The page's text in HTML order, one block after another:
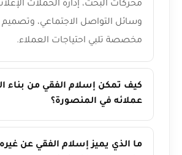
محركات البحث، إدارة الحملات
وسائل التواصل الاجتماعي، وتصميم
مخصصة تلبي احتياجات العملاء.
كيف تمكن إسلام الفقي من بناء
عملائه في المنصورة؟
ما الذي يميز إسلام الفقي عن